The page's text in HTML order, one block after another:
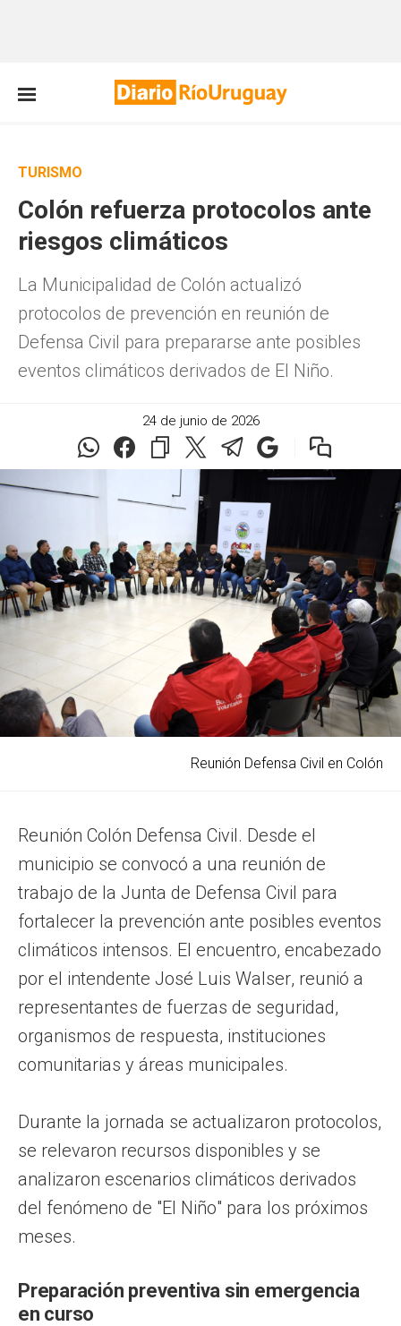
TURISMO
Colón refuerza protocolos ante
riesgos climáticos
La Municipalidad de Colón actualizó
protocolos de prevención en reunión de
Defensa Civil para prepararse ante posibles
eventos climáticos derivados de El Niño.
24 de junio de 2026
Reunión Defensa Civil en Colón
Reunión Colón Defensa Civil. Desde el
municipio se convocó a una reunión de
trabajo de la Junta de Defensa Civil para
fortalecer la prevención ante posibles eventos
climáticos intensos. El encuentro, encabezado
por el intendente José Luis Walser, reunió a
representantes de fuerzas de seguridad,
organismos de respuesta, instituciones
comunitarias y áreas municipales.
Durante la jornada se actualizaron protocolos,
se relevaron recursos disponibles y se
analizaron escenarios climáticos derivados
del fenómeno de "El Niño" para los próximos
meses.
Preparación preventiva sin emergencia
en curso